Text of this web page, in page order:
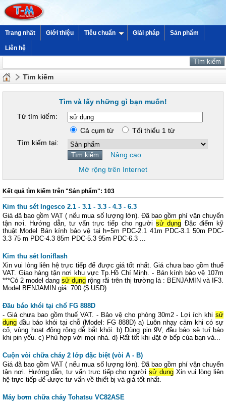
Trang nhất Giới thiệu Tiêu chuẩn Giải pháp Sản phẩm
Liên hệ
Tìm kiếm
Tìm và lấy những gì bạn muốn!
Từ tìm kiếm:
Cả cụm từ
Tối thiểu 1 từ
Tìm kiếm tại:
Nâng cao
Mở rộng trên Internet
Kết quả tìm kiếm trên "Sản phẩm": 103
Kim thu sét Ingesco 2.1 - 3.1 - 3.3 - 4.3 - 6.3
Giá đã bao gồm VAT ( nếu mua số lượng lớn). Đã bao gồm phí vận chuyển
tận nơi. Hướng dẫn, tư vấn trực tiếp cho ngườisử dụng Đặc điểm kỹ
thuật Model Bán kính bảo vệ tại h=5m PDC-2.1 41m PDC-3.1 50m PDC-
3.3 75 m PDC-4.3 85m PDC-5.3 95m PDC-6.3 ...
Kim thu sét Ioniflash
Xin vui lòng liên hệ trực tiếp để được giá tốt nhất. Giá chưa bao gồm thuế
VAT. Giao hàng tận nơi khu vực Tp.Hồ Chí Minh. - Bán kính bảo vệ 107m
***Có 2 model dang sử dụng rộng rãi trên thị trường là : BENJAMIN và IF3.
Model BENJAMIN giá: 700 ($ USD)
Đầu báo khói tại chổ FG 888D
- Giá chưa bao gồm thuế VAT. - Bảo vệ cho phòng 30m2 - Lợi ích khi sử
dụng đầu báo khói tại chỗ (Model: FG 888D) a) Luôn nhạy cảm khi có sự
cố, vùng hoạt động rộng dễ bắt khói. b) Dùng pin 9V, đầu báo sẽ tựỉ báo
khi pin yếu. c) Phù hợp với mọi nhà. d) Rất tốt khi đặt ở bếp của bạn và...
Cuộn vòi chữa cháy 2 lớp đặc biệt (vòi A - B)
Giá đã bao gồm VAT ( nếu mua số lượng lớn). Đã bao gồm phí vận chuyển
tận nơi. Hướng dẫn, tư vấn trực tiếp cho người sử dụngXin vui lòng liên
hệ trực tiếp để được tư vấn về thiết bị và giá tốt nhất.
Máy bơm chữa cháy Tohatsu VC82ASE